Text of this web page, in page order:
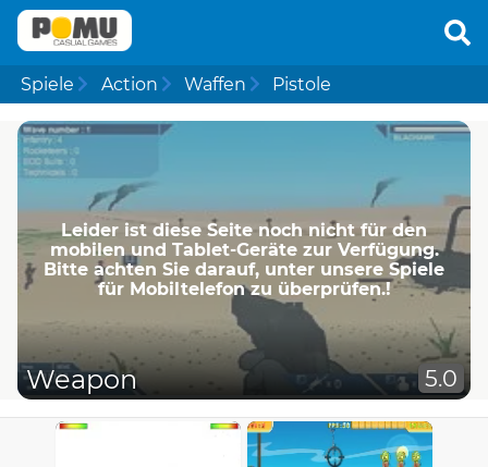
Spiele Action Waffen Pistole
Leider ist diese Seite noch nicht für den
mobilen und Tablet-Geräte zur Verfügung.
Bitte achten Sie darauf, unter unsere Spiele
für Mobiltelefon zu überprüfen.!
Weapon 5.0